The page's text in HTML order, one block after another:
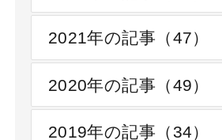
2021年の記事（47）
2020年の記事（49）
2019年の記事（34）